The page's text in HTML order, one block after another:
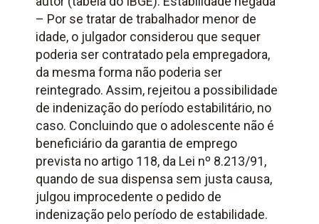
– Por se tratar de trabalhador menor de
idade, o julgador considerou que sequer
poderia ser contratado pela empregadora,
da mesma forma não poderia ser
reintegrado. Assim, rejeitou a possibilidade
de indenização do período estabilitário, no
caso. Concluindo que o adolescente não é
beneficiário da garantia de emprego
prevista no artigo 118, da Lei nº 8.213/91,
quando de sua dispensa sem justa causa,
julgou improcedente o pedido de
indenização pelo período de estabilidade.